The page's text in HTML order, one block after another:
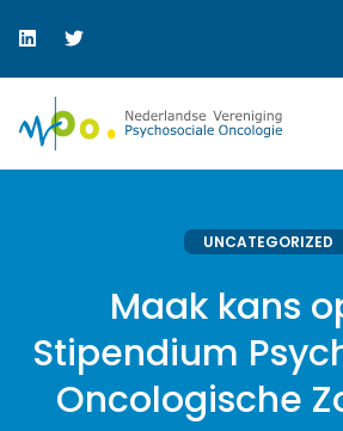
UNCATEGORIZED
Maak kans
Stipendium
Oncologische